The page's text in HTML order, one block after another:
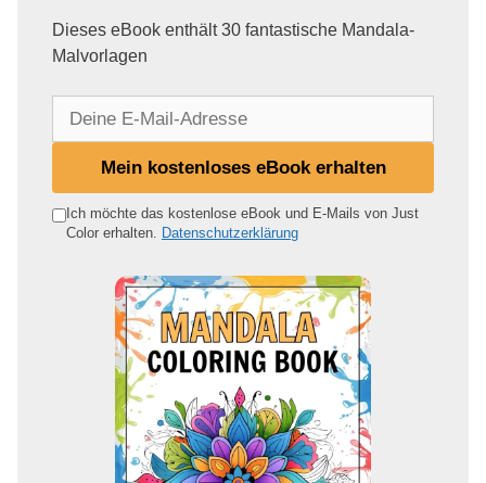
Dieses eBook enthält 30 fantastische Mandala-
Malvorlagen
e
Mein kostenloses eBook erhalten
Ich möchte das kostenlose eBook und E-Mails von Just
Color erhalten. Datenschutzerklärung